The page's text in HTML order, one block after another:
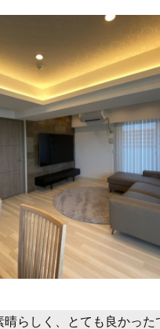
晴らしく、とても良かった